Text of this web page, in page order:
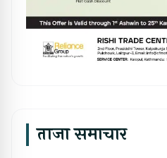
ताजा समाचार